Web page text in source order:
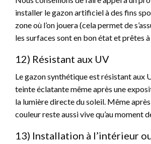
installer le gazon artificiel à des fins
zone où l’on jouera (cela permet de
les surfaces sont en bon état et prêtes
12) Résistant aux UV
Le gazon synthétique est résistant aux
teinte éclatante même après une
la lumière directe du soleil. Même
couleur reste aussi vive qu’au moment
13) Installation à l’intérieur